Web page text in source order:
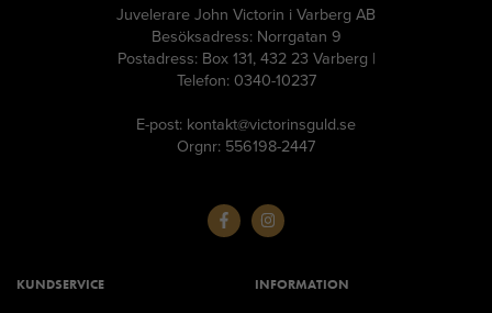
Juvelerare John Victorin i Varberg AB
Besöksadress: Norrgatan 9
Postadress: Box 131, 432 23 Varberg |
Telefon: 0340-10237
E-post: kontakt@victorinsguld.se
Orgnr: 556198-2447
KUNDSERVICE INFORMATION